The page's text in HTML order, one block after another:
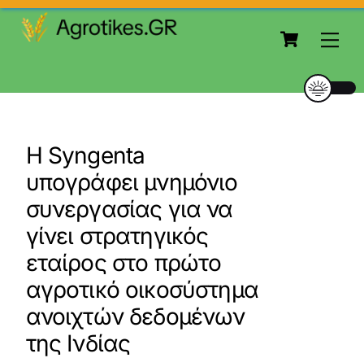
to
content
Cart
Η Syngenta
υπογράφει μνημόνιο
συνεργασίας για να
γίνει στρατηγικός
εταίρος στο πρώτο
αγροτικό οικοσύστημα
ανοιχτών δεδομένων
της Ινδίας